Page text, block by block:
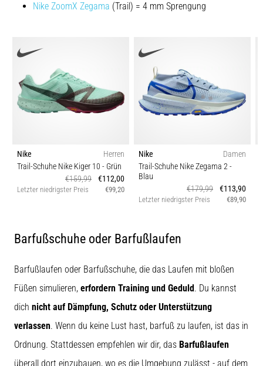
Nike ZoomX Zegama (Trail) = 4 mm Sprengung
Nike
Herren
Trail-Schuhe Nike Kiger 10 - Grün
€159,99
€112,00
Letzter niedrigster Preis €99,20
Nike
Damen
Trail-Schuhe Nike Zegama 2-
Blau
€179,99
€113,90
Letzter niedrigster Preis €89,90
Barfußschuhe oder Barfußlaufen
Barfußlaufen oder Barfußschuhe, die das Laufen mit bloßen
Füßen simulieren, erfordern Training und Geduld. Du kannst
dich nicht auf Dämpfung, Schutz oder Unterstützung
verlassen. Wenn du keine Lust hast, barfuß zu laufen, ist das in
Ordnung. Stattdessen empfehlen wir dir, das Barfußlaufen
überall dort einzubauen, wo es die Umgebung zulässt - auf dem